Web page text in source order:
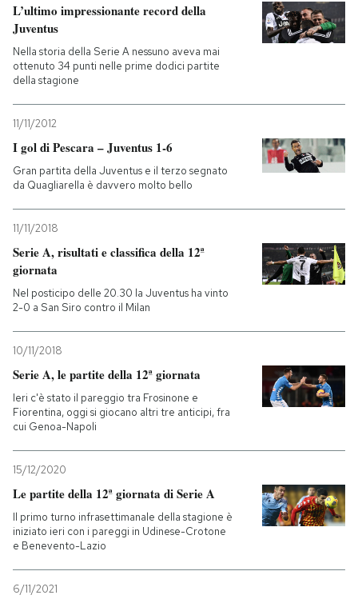
L’ultimo impressionante record della
Juventus
Nella storia della Serie A nessuno aveva mai
ottenuto 34 punti nelle prime dodici partite
della stagione
11/11/2012
I gol di Pescara – Juventus 1-6
Gran partita della Juventus e il terzo segnato
da Quagliarella è davvero molto bello
11/11/2018
Serie A, risultati e classifica della 12ª
giornata
Nel posticipo delle 20.30 la Juventus ha vinto
2-0 a San Siro contro il Milan
10/11/2018
Serie A, le partite della 12ª giornata
Ieri c'è stato il pareggio tra Frosinone e
Fiorentina, oggi si giocano altri tre anticipi, fra
cui Genoa-Napoli
15/12/2020
Le partite della 12ª giornata di Serie A
Il primo turno infrasettimanale della stagione è
iniziato ieri con i pareggi in Udinese-Crotone
e Benevento-Lazio
6/11/2021